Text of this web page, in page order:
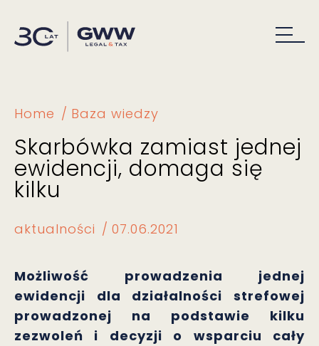
Home Baza wiedzy
Skarbówka zamiast jednej
ewidencji, domaga się
kilku
aktualności 07.06.2021
Możliwość prowadzenia jednej
ewidencji dla działalności strefowej
prowadzonej na podstawie kilku
zezwoleń i decyzji o wsparciu cały